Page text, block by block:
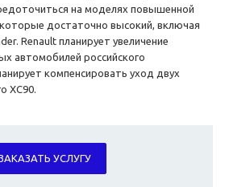
на моделях повышенной
достаточно высокий, включая
Renault планирует увеличение
автомобилей российского
компенсировать уход двух
XC90.
УСЛУГУ